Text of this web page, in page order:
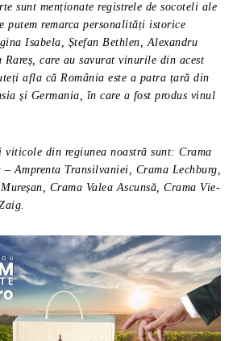
sunt menționate registrele de socoteli ale
remarca personalități istorice
Isabela, Ștefan Bethlen, Alexandru
Rareș, care au savurat vinurile din acest
afla că România este a patra țară din
și Germania, în care a fost produs vinul
din regiunea noastră sunt: Crama
Amprenta Transilvaniei, Crama Lechburg,
Crama Valea Ascunsă, Crama Vie-